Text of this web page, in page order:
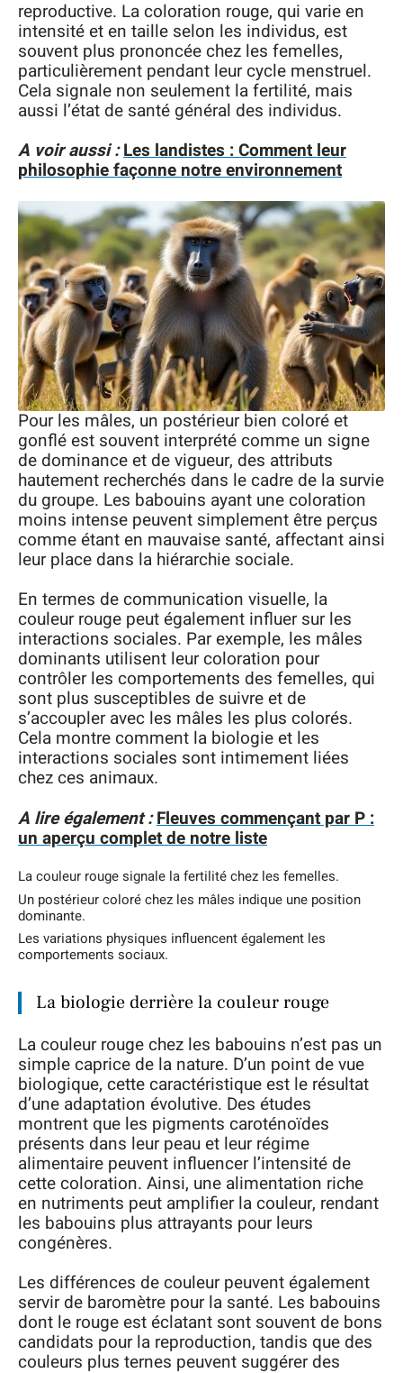
reproductive. La coloration rouge, qui varie en
intensité et en taille selon les individus, est
souvent plus prononcée chez les femelles,
particulièrement pendant leur cycle menstruel.
Cela signale non seulement la fertilité, mais
aussi l’état de santé général des individus.
A voir aussi :Les landistes : Comment leur
philosophie façonne notre environnement
Pour les mâles, un postérieur bien coloré et
gonflé est souvent interprété comme un signe
de dominance et de vigueur, des attributs
hautement recherchés dans le cadre de la survie
du groupe. Les babouins ayant une coloration
moins intense peuvent simplement être perçus
comme étant en mauvaise santé, affectant ainsi
leur place dans la hiérarchie sociale.
En termes de communication visuelle, la
couleur rouge peut également influer sur les
interactions sociales. Par exemple, les mâles
dominants utilisent leur coloration pour
contrôler les comportements des femelles, qui
sont plus susceptibles de suivre et de
s’accoupler avec les mâles les plus colorés.
Cela montre comment la biologie et les
interactions sociales sont intimement liées
chez ces animaux.
A lire également :Fleuves commençant par P :
un aperçu complet de notre liste
La couleur rouge signale la fertilité chez les femelles.
Un postérieur coloré chez les mâles indique une position
dominante.
Les variations physiques influencent également les
comportements sociaux.
La biologie derrière la couleur rouge
La couleur rouge chez les babouins n’est pas un
simple caprice de la nature. D’un point de vue
biologique, cette caractéristique est le résultat
d’une adaptation évolutive. Des études
montrent que les pigments caroténoïdes
présents dans leur peau et leur régime
alimentaire peuvent influencer l’intensité de
cette coloration. Ainsi, une alimentation riche
en nutriments peut amplifier la couleur, rendant
les babouins plus attrayants pour leurs
congénères.
Les différences de couleur peuvent également
servir de baromètre pour la santé. Les babouins
dont le rouge est éclatant sont souvent de bons
candidats pour la reproduction, tandis que des
couleurs plus ternes peuvent suggérer des